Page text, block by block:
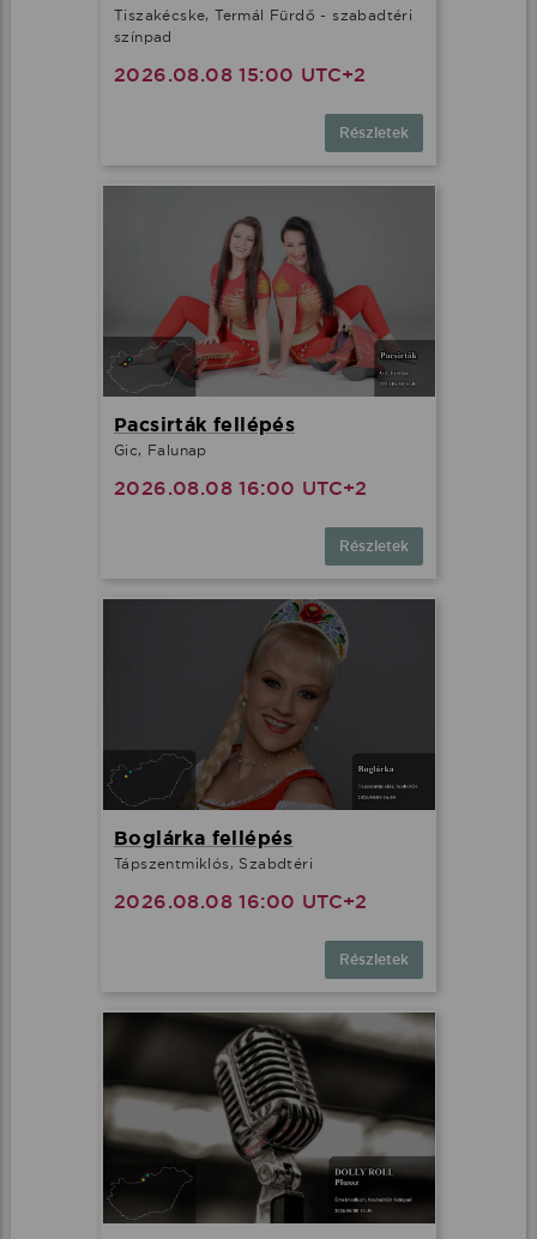
Tiszakécske, Termál Fürdő - szabadtéri
színpad
2026.08.08 15:00 UTC+2
Részletek
Pacsirták fellépés
Gic, Falunap
2026.08.08 16:00 UTC+2
Részletek
Boglárka fellépés
Tápszentmiklós, Szabdtéri
2026.08.08 16:00 UTC+2
Részletek